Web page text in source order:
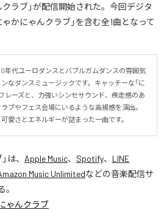
ラブ」が配信開始された。今回デジタ
かにゃんクラブ」を含む全1曲となって
年代ユーロダンスとバブルガムダンスの雰囲気
なダンスミュージックです。キャッチーな「に
レーズと、力強いシンセサウンド、疾走感のあ
ブやフェス会場にいるような高揚感を演出。
愛さとエネルギーが詰まった一曲です。
」は、 Apple Music、 Spotify、 LINE
Music Unlimitedなどの音楽配信サ
ゃんクラブ